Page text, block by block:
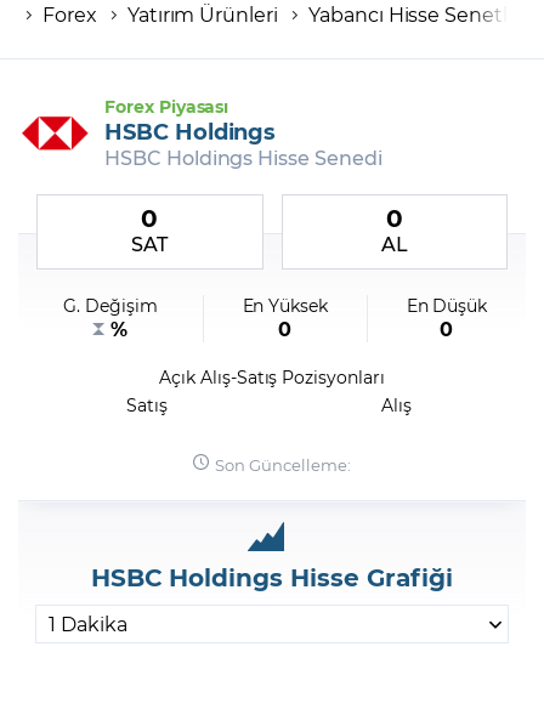
Hesap numaranız
Şifremi Unuttum
Forex Yatırım Ürünleri Yabancı Hisse Senetleri
Forex Piyasası
HSBC Holdings
HSBC Holdings Hisse Senedi
0
SAT
0
AL
G. Değişim
%
En Yüksek
0
En Düşük
0
Açık Alış-Satış Pozisyonları
Satış
Alış
Son Güncelleme:
HSBC Holdings Hisse Grafiği